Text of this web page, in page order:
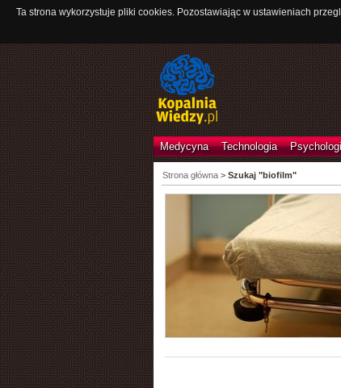
Ta strona wykorzystuje pliki cookies. Pozostawiając w ustawieniach
Medycyna Technologia
Strona główna> Szukaj "biofilm"